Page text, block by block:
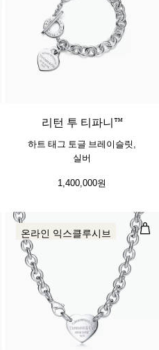
리턴 투 티파니™
하트 태그 토글 브레이슬릿,
실버
1,400,000원
하트 래리어트 네크리스, 실버,
하
온라인 익스클루시브